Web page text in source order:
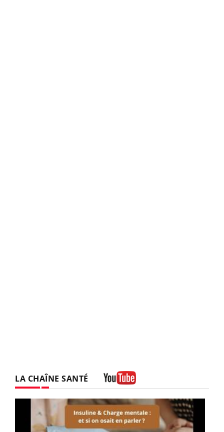
LA CHAÎNE SANTÉ